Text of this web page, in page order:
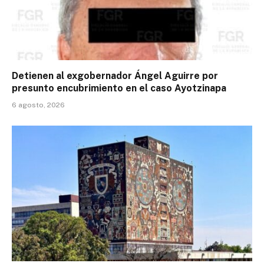
Detienen al exgobernador Ángel Aguirre por
presunto encubrimiento en el caso Ayotzinapa
6 agosto, 2026